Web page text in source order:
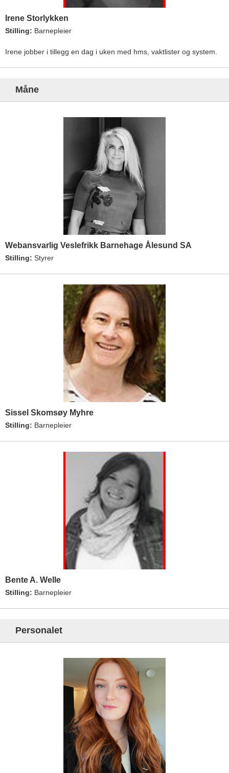
Irene Storlykken
Stilling: Barnepleier
Irene jobber i tillegg en dag i uken med hms, vaktlister og system.
Måne
Webansvarlig Veslefrikk Barnehage Ålesund SA
Stilling: Styrer
Sissel Skomsøy Myhre
Stilling: Barnepleier
Bente A. Welle
Stilling: Barnepleier
Personalet